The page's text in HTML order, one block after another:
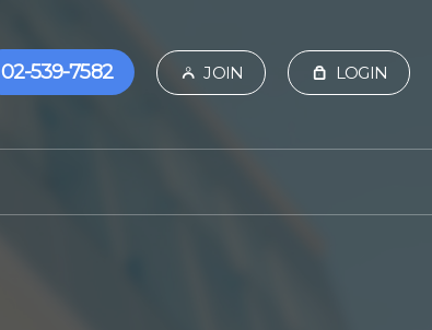
02-539-7582 JOIN LOGIN